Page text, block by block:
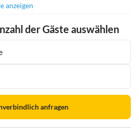
anzeigen
der Gäste auswählen
anfragen